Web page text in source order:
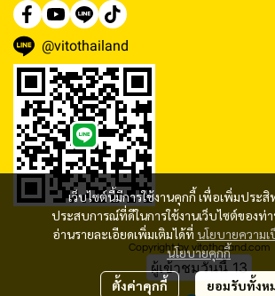
เว็บไซต์นี้มีการใช้งานคุกกี้ เพื่อเพิ่มประ
ประสบการณ์ที่ดีในการใช้งานเว็บไซต์ของท่
อ่านรายละเอียดเพิ่มเติมได้ที่ นโยบายความ
นโยบายคุกกี้
ตั้งค่าคุกกี้ ยอมรับทั้งห
@vitothailand
Copyright by vitothailand.com
ผู้เข้าชมวันนี้13